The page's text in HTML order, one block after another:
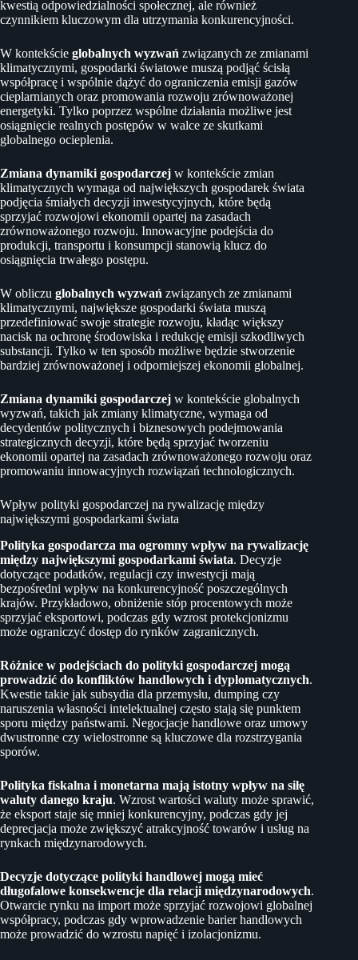
kwestią odpowiedzialności społecznej, ale również
czynnikiem kluczowym dla utrzymania konkurencyjności.
W kontekście globalnych wyzwań związanych ze zmianami
klimatycznymi, gospodarki światowe muszą podjąć ścisłą
współpracę i wspólnie dążyć do ograniczenia emisji gazów
cieplarnianych oraz promowania rozwoju zrównoważonej
energetyki. Tylko poprzez wspólne działania możliwe jest
osiągnięcie realnych postępów w walce ze skutkami
globalnego ocieplenia.
Zmiana dynamiki gospodarczej w kontekście zmian
klimatycznych wymaga od największych gospodarek świata
podjęcia śmiałych decyzji inwestycyjnych, które będą
sprzyjać rozwojowi ekonomii opartej na zasadach
zrównoważonego rozwoju. Innowacyjne podejścia do
produkcji, transportu i konsumpcji stanowią klucz do
osiągnięcia trwałego postępu.
W obliczu globalnych wyzwań związanych ze zmianami
klimatycznymi, największe gospodarki świata muszą
przedefiniować swoje strategie rozwoju, kładąc większy
nacisk na ochronę środowiska i redukcję emisji szkodliwych
substancji. Tylko w ten sposób możliwe będzie stworzenie
bardziej zrównoważonej i odporniejszej ekonomii globalnej.
Zmiana dynamiki gospodarczej w kontekście globalnych
wyzwań, takich jak zmiany klimatyczne, wymaga od
decydentów politycznych i biznesowych podejmowania
strategicznych decyzji, które będą sprzyjać tworzeniu
ekonomii opartej na zasadach zrównoważonego rozwoju oraz
promowaniu innowacyjnych rozwiązań technologicznych.
Wpływ polityki gospodarczej na rywalizację między
największymi gospodarkami świata
Polityka gospodarcza ma ogromny wpływ na rywalizację
między największymi gospodarkami świata. Decyzje
dotyczące podatków, regulacji czy inwestycji mają
bezpośredni wpływ na konkurencyjność poszczególnych
krajów. Przykładowo, obniżenie stóp procentowych może
sprzyjać eksportowi, podczas gdy wzrost protekcjonizmu
może ograniczyć dostęp do rynków zagranicznych.
Różnice w podejściach do polityki gospodarczej mogą
prowadzić do konfliktów handlowych i dyplomatycznych.
Kwestie takie jak subsydia dla przemysłu, dumping czy
naruszenia własności intelektualnej często stają się punktem
sporu między państwami. Negocjacje handlowe oraz umowy
dwustronne czy wielostronne są kluczowe dla rozstrzygania
sporów.
Polityka fiskalna i monetarna mają istotny wpływ na siłę
waluty danego kraju. Wzrost wartości waluty może sprawić,
że eksport staje się mniej konkurencyjny, podczas gdy jej
deprecjacja może zwiększyć atrakcyjność towarów i usług na
rynkach międzynarodowych.
Decyzje dotyczące polityki handlowej mogą mieć
długofalowe konsekwencje dla relacji międzynarodowych.
Otwarcie rynku na import może sprzyjać rozwojowi globalnej
współpracy, podczas gdy wprowadzenie barier handlowych
może prowadzić do wzrostu napięć i izolacjonizmu.